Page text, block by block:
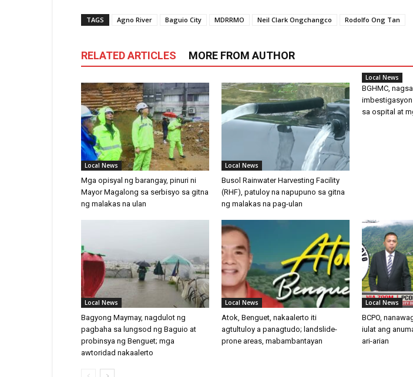
TAGS Agno River Baguio City MDRRMO Neil Clark Ongchangco Rodolfo Ong Tan
RELATED ARTICLES MORE FROM AUTHOR
Local News
Mga opisyal ng barangay, pinuri ni
Mayor Magalong sa serbisyo sa gitna
ng malakas na ulan
Local News
Busol Rainwater Harvesting Facility
(RHF), patuloy na napupuno sa gitna
ng malakas na pag-ulan
Local News
BGHMC,
sa ospital at
Local News
Bagyong Maymay, nagdulot ng
pagbaha sa lungsod ng Baguio at
probinsya ng Benguet; mga
awtoridad nakaalerto
Local News
Atok, Benguet, nakaalerto iti
agtultuloy a panagtudo; landslide-
prone areas, mabambantayan
Local News
BCPO,
iulat ang
ari-arian